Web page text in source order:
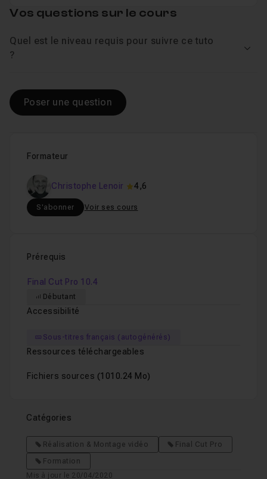
Chapitre 12 : Gestion de l'audio dans FCPX
Chapitre 14 : vitesse des plans
Chapitre 16 : Rôles et index
Chapitre 17 : Exports et partage
Chapitre 18 : Gestion des médias
Chapitre 19 : Conclusion Générale
Formateur
Christophe Lenoir 4,6
S'abonner Voir ses cours
Prérequis
Final Cut Pro 10.4
Débutant
Accessibilité
Sous-titres français (autogénérés)
Ressources téléchargeables
Fichiers sources (1010.24 Mo)
Catégories
Réalisation & Montage vidéo
Final Cut Pro
Formation
Mis à jour le 20/04/2020
Vos questions sur le cours
Quel est le niveau requis pour suivre ce tuto
?
Poser une question